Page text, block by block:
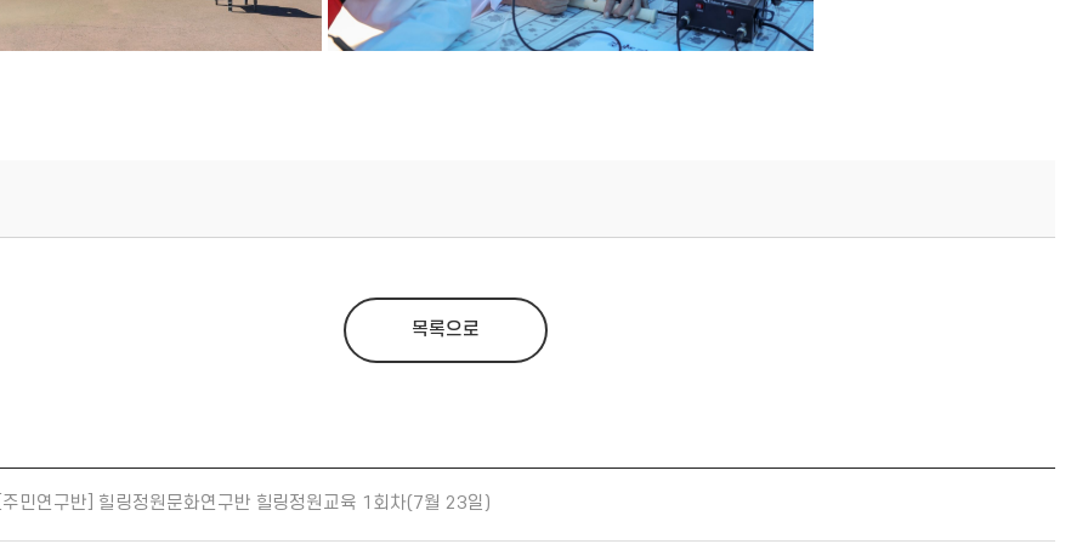
목록으로
민연구반] 힐링정원문화연구반 힐링정원교육 1회차(7월 23일)